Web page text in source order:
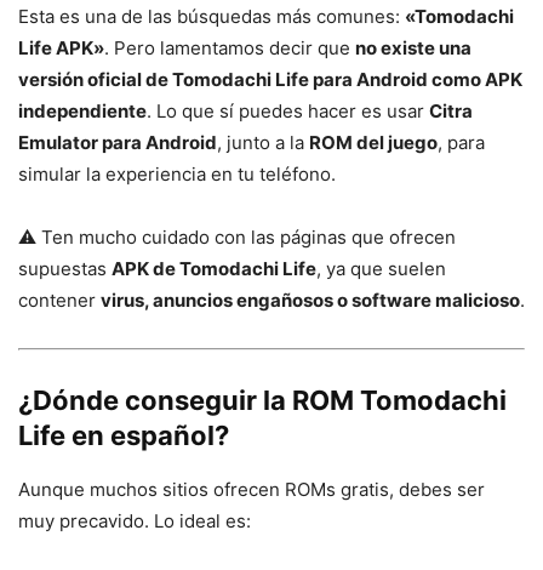
Esta es una de las búsquedas más comunes: «Tomodachi
Life APK». Pero lamentamos decir que no existe una
versión oficial de Tomodachi Life para Android como APK
independiente. Lo que sí puedes hacer es usar Citra
Emulator para Android, junto a la ROM del juego, para
simular la experiencia en tu teléfono.
⚠️ Ten mucho cuidado con las páginas que ofrecen
supuestas APK de Tomodachi Life, ya que suelen
contener virus, anuncios engañosos o software malicioso.
¿Dónde conseguir la ROM Tomodachi
Life en español?
Aunque muchos sitios ofrecen ROMs gratis, debes ser
muy precavido. Lo ideal es: